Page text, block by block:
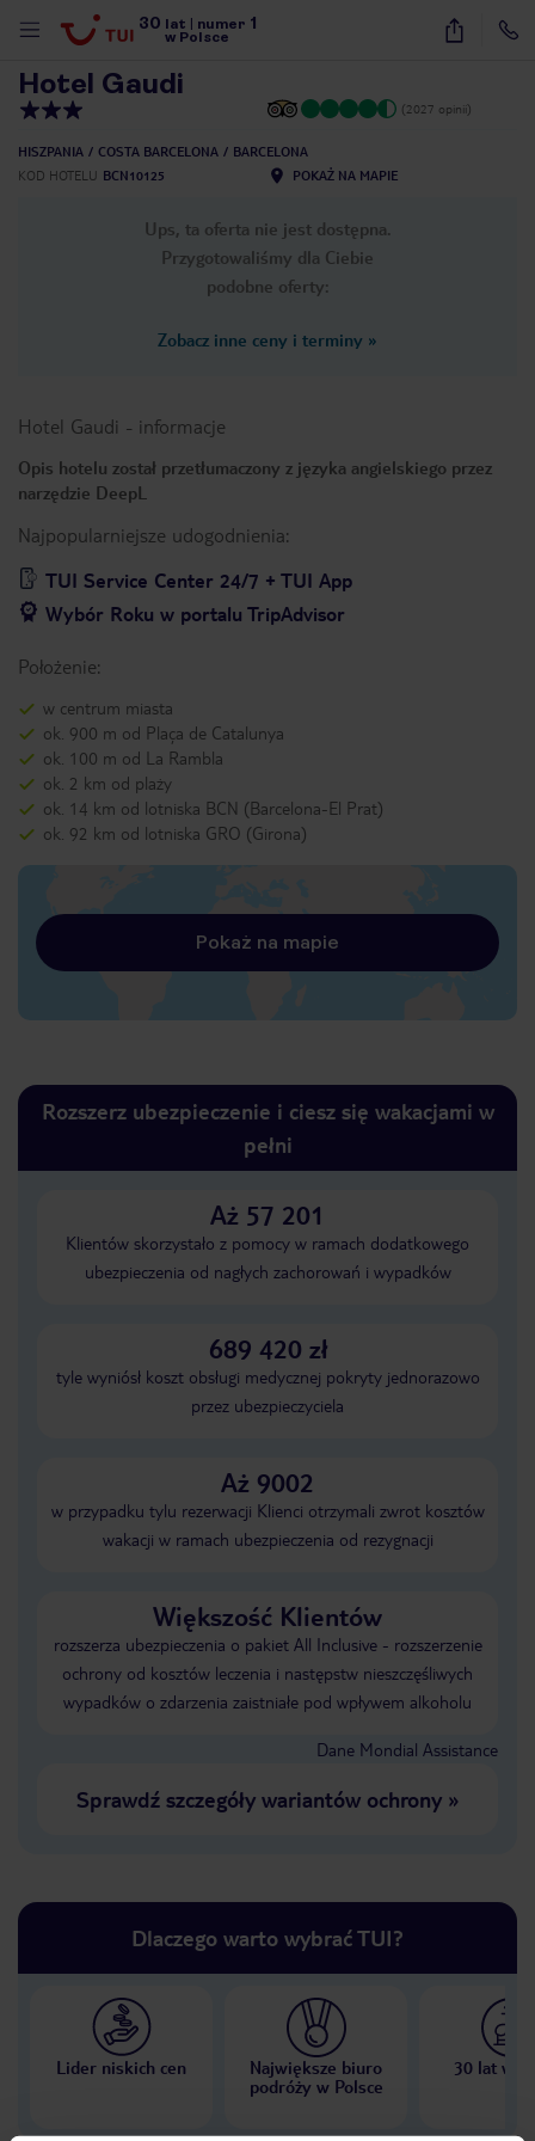
30 lat numer 1
w Polsce
21
Hotel Gaudi
(2027 opinii)
HISZPANIA COSTA BARCELONA
BARCELONA
KOD HOTELU BCN10125 POKAŻ NA MAPIE
Ups, ta oferta nie jest dostępna.
Przygotowaliśmy dla Ciebie
podobne oferty:
Zobacz inne ceny i terminy »
Hotel Gaudi - informacje
Opis hotelu został przetłumaczony z języka angielskiego przez
narzędzie DeepL
Najpopularniejsze udogodnienia:
TUI Service Center 24/7 + TUI App
Wybór Roku w portalu TripAdvisor
Położenie:
w centrum miasta
ok. 900 m od Plaça de Catalunya
ok. 100 m od La Rambla
ok. 2 km od plaży
ok. 14 km od lotniska BCN (Barcelona-El Prat)
ok. 92 km od lotniska GRO (Girona)
Pokaż na mapie
Rozszerz ubezpieczenie i ciesz się wakacjami w
pełni
Aż 57 201
Klientów skorzystało z pomocy w ramach dodatkowego
ubezpieczenia od nagłych zachorowań i wypadków
689 420 zł
tyle wyniósł koszt obsługi medycznej pokryty jednorazowo
przez ubezpieczyciela
Aż 9002
w przypadku tylu rezerwacji Klienci otrzymali zwrot kosztów
wakacji w ramach ubezpieczenia od rezygnacji
Większość Klientów
rozszerza ubezpieczenia o pakiet All Inclusive - rozszerzenie
ochrony od kosztów leczenia i następstw nieszczęśliwych
wypadków o zdarzenia zaistniałe pod wpływem alkoholu
Dane Mondial Assistance
Sprawdź szczegóły wariantów ochrony»
Dlaczego warto wybrać TUI?
Lider niskich cen
Największe biuro
podróży w Polsce
30 lat w